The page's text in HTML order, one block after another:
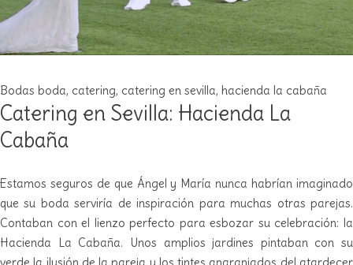
Bodas boda, catering, catering en sevilla, hacienda la cabaña
Catering en Sevilla: Hacienda La
Cabaña
Estamos seguros de que Ángel y María nunca habrían imaginado
que su boda serviría de inspiración para muchas otras parejas.
Contaban con el lienzo perfecto para esbozar su celebración: la
Hacienda La Cabaña. Unos amplios jardines pintaban con su